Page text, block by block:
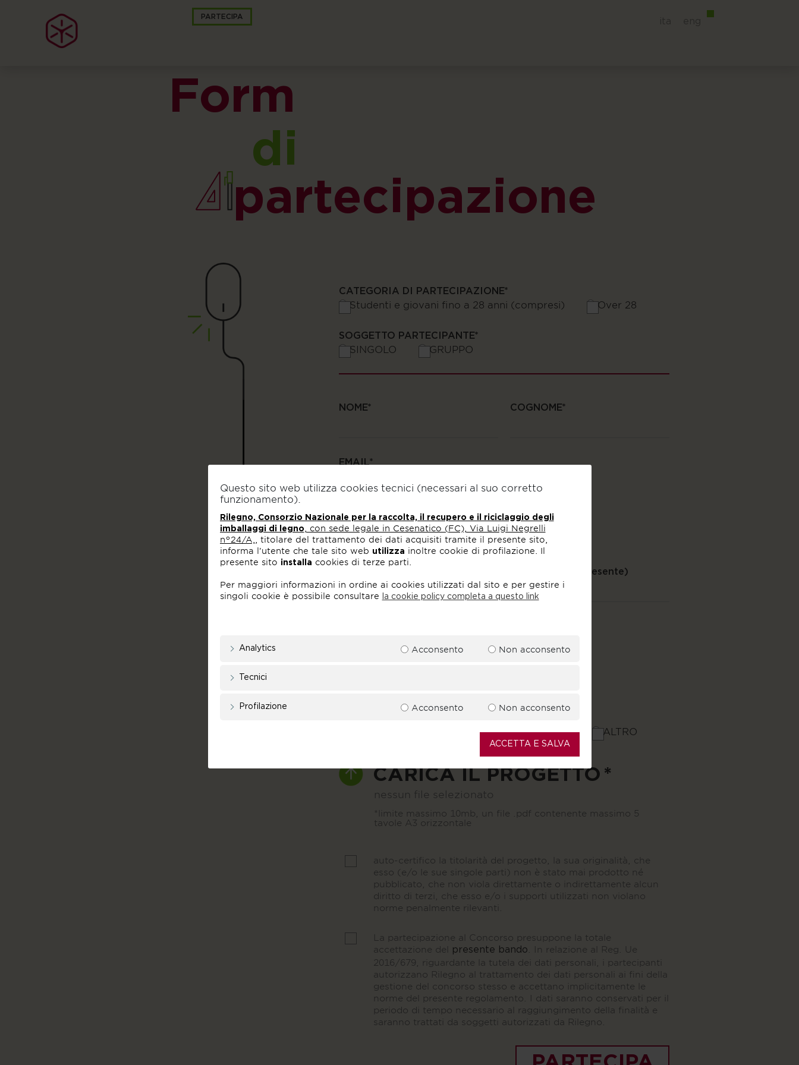
PARTECIPA
Form
di
partecipazione
CATEGORIA DI PARTECIPAZIONE
Studenti e giovani fino a 28 anni (compresi) Over 28
SOGGETTO PARTECIPANTE
SINGOLO GRUPPO
NOME COGNOME
EMAIL
TELEFONO
SITO WEB (se presente)
PROFESSIONE
DESIGNER / ARCHITETTO ALTRO
CARICA IL PROGETTO
nessun file selezionato
*limite massimo 10mb, un file .pdf contenente massimo 5
tavole A3 orizzontale
auto-certifico la titolarità del progetto, la sua originalità, che
esso (e/o le sue singole parti) non è stato mai prodotto né
pubblicato, che non viola direttamente o indirettamente alcun
diritto di terzi, che esso e/o i supporti utilizzati non violano
norme penalmente rilevanti.
La partecipazione al Concorso presuppone la totale
accettazione del presente bando . In relazione al Reg. Ue
2016/679, riguardante la tutela dei dati personali, i partecipanti
autorizzano Rilegno al trattamento dei dati personali ai fini della
gestione del concorso stesso e accettano implicitamente le
norme del presente regolamento. I dati saranno conservati per il
periodo di tempo necessario al raggiungimento della finalità e
saranno trattati da soggetti autorizzati da Rilegno.
PARTECIPA
Rilegno, Consorzio Nazionale per la raccolta, il
con sede legale in Cesenatico (FC), Via Luigi
Negrelli n°24/A,, titolare del trattamento dei dati
dal sito e per gestire i singoli cookie è possibile
Questo sito web utilizza cookies tecnici (necessari al suo corretto
funzionamento).
Rilegno, Consorzio Nazionale per la raccolta, il recupero e il riciclaggio degli
imballaggi di legno , con sede legale in Cesenatico (FC), Via Luigi Negrelli
n°24/A,
, titolare del trattamento dei dati acquisiti tramite il presente sito,
informa l’utente che tale sito web utilizza inoltre cookie di profilazione. Il
presente sito installa cookies di terze parti.
Per maggiori informazioni in ordine ai cookies utilizzati dal sito e per gestire i
singoli cookie è possibile consultare
la cookie policy completa a questo link
Analytics Acconsento Non acconsento
Tecnici
Profilazione Acconsento Non acconsento
ACCETTA E SALVA